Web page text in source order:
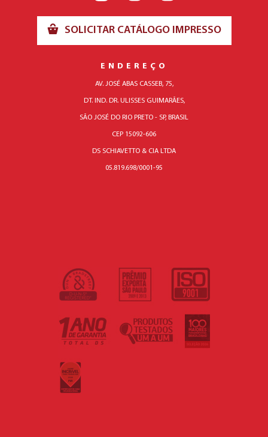
SOLICITAR CATÁLOGO IMPRESSO
ENDEREÇO
AV. JOSÉ ABAS CASSEB, 75,
DT. IND. DR. ULISSES GUIMARÃES,
SÃO JOSÉ DO RIO PRETO - SP, BRASIL
CEP 15092-606
DS SCHIAVETTO & CIA LTDA
05.819.698/0001-95